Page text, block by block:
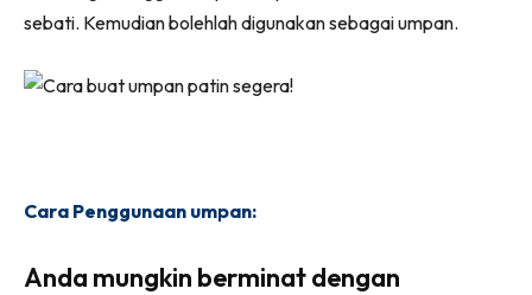
sebati. Kemudian bolehlah digunakan sebagai umpan.
Cara Penggunaan umpan:
Anda mungkin berminat dengan